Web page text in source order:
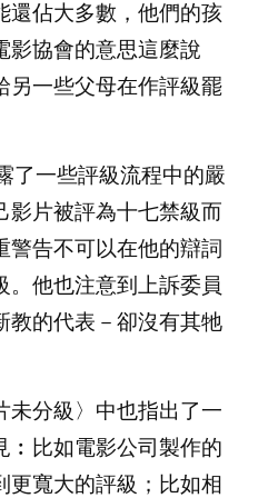
還佔大多數，他們的孩
影協會的意思這麼說
另一些父母在作評級罷
了一些評級流程中的嚴
影片被評為十七禁級而
警告不可以在他的辯詞
。他也注意到上訴委員
教的代表－卻沒有其牠
分級〉中也指出了一
︰比如電影公司製作的
更寬大的評級；比如相